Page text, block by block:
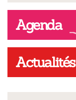
Agenda
Actualités